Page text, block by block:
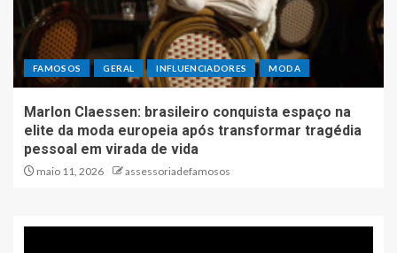
FAMOSOS GERAL INFLUENCIADORES MODA
Marlon Claessen: brasileiro conquista espaço na
elite da moda europeia após transformar tragédia
pessoal em virada de vida
maio 11, 2026 assessoriadefamosos